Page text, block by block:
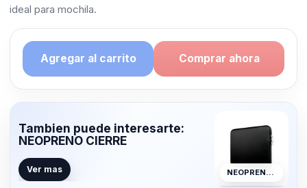
ideal para mochila.
Agregar al carrito Comprar ahora
Tambien puede interesarte:
NEOPRENO CIERRE
Ver mas NEOPRENO CIERRE